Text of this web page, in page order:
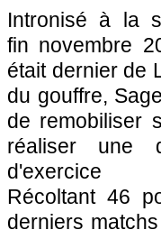
Intronisé à la
fin novembre
était dernier de
du gouffre,
de remobiliser
réaliser une
d'exercice
Récoltant 46
derniers